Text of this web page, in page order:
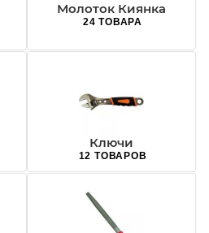
Молоток Киянка
24 ТОВАРА
Ключи
12 ТОВАРОВ